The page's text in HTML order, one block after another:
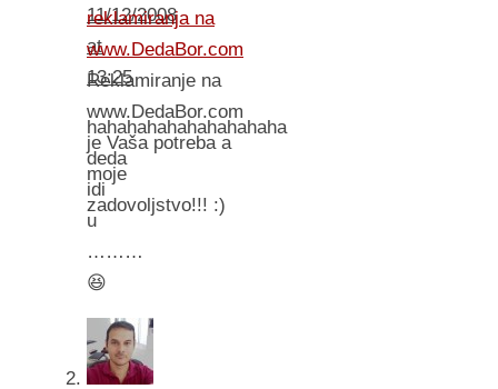
11/12/2008
at
13:25
hahahahahahahahahaha
deda
idi
u
………
😆
reklamiranja na
www.DedaBor.com
Reklamiranje na
www.DedaBor.com
je Vaša potreba a
moje
zadovoljstvo!!! :)